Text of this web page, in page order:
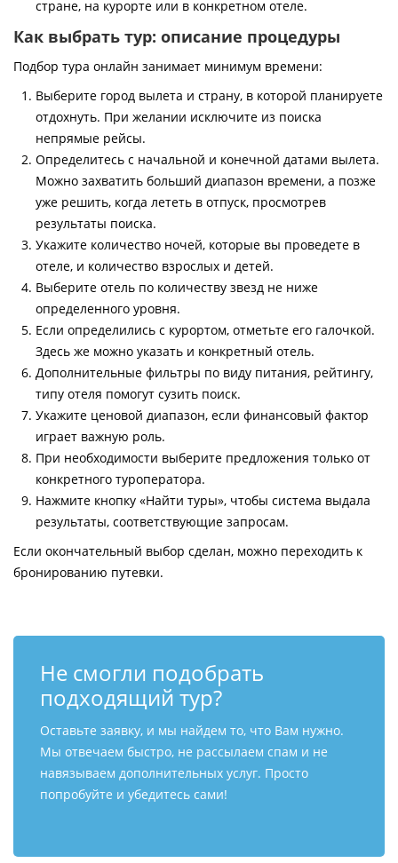
стране, на курорте или в конкретном отеле.
Как выбрать тур: описание процедуры
Подбор тура онлайн занимает минимум времени:
Выберите город вылета и страну, в которой планируете
отдохнуть. При желании исключите из поиска
непрямые рейсы.
Определитесь с начальной и конечной датами вылета.
Можно захватить больший диапазон времени, а позже
уже решить, когда лететь в отпуск, просмотрев
результаты поиска.
Укажите количество ночей, которые вы проведете в
отеле, и количество взрослых и детей.
Выберите отель по количеству звезд не ниже
определенного уровня.
Если определились с курортом, отметьте его галочкой.
Здесь же можно указать и конкретный отель.
Дополнительные фильтры по виду питания, рейтингу,
типу отеля помогут сузить поиск.
Укажите ценовой диапазон, если финансовый фактор
играет важную роль.
При необходимости выберите предложения только от
конкретного туроператора.
Нажмите кнопку «Найти туры», чтобы система выдала
результаты, соответствующие запросам.
Если окончательный выбор сделан, можно переходить к
бронированию путевки.
Не смогли подобрать
подходящий тур?
Оставьте заявку, и мы найдем то, что Вам нужно.
Мы отвечаем быстро, не рассылаем спам и не
навязываем дополнительных услуг. Просто
попробуйте и убедитесь сами!